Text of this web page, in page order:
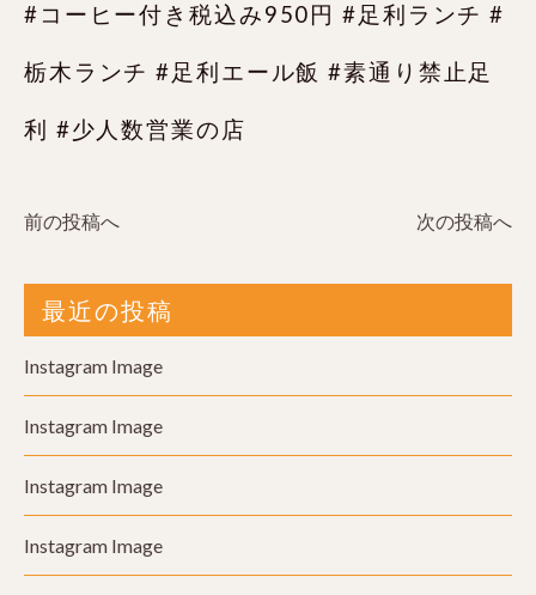
#コーヒー付き税込み950円 #足利ランチ #
栃木ランチ #足利エール飯 #素通り禁止足
利 #少人数営業の店
前の投稿へ 次の投稿へ
最近の投稿
Instagram Image
Instagram Image
Instagram Image
Instagram Image